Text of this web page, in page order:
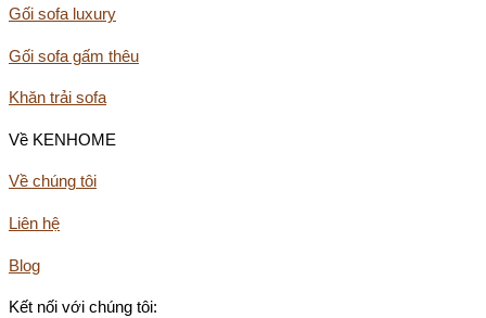
Gối sofa luxury
Gối sofa gấm thêu
Khăn trải sofa
Về KENHOME
Về chúng tôi
Liên hệ
Blog
Kết nối với chúng tôi: